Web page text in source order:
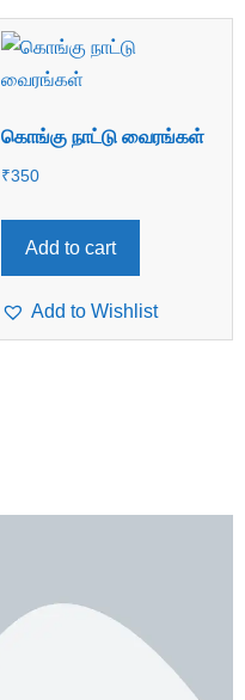
கொங்கு நாட்டு வைரங்கள்
₹350
Add to cart
Add to Wishlist